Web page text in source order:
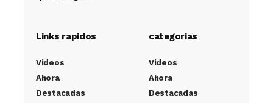
Links rapidos
Videos
Ahora
Destacadas
categorias
Videos
Ahora
Destacadas